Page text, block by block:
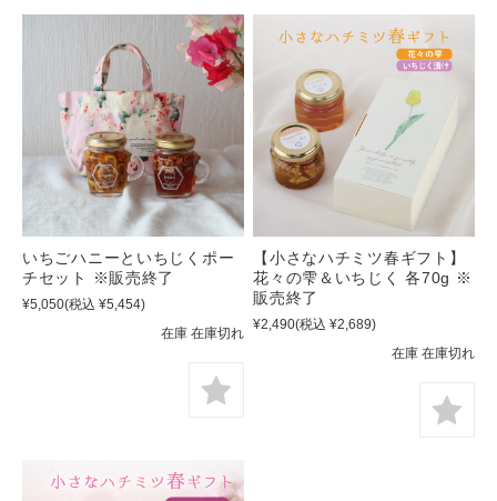
いちごハニーといちじくポー
チセット ※販売終了
¥5,050(税込 ¥5,454)
在庫 在庫切れ
【小さなハチミツ春ギフト】
花々の雫＆いちじく 各70g ※
販売終了
¥2,490(税込 ¥2,689)
在庫 在庫切れ